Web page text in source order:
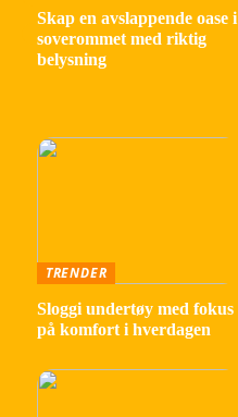
Skap en avslappende oase i
soverommet med riktig
belysning
TRENDER
Sloggi undertøy med fokus
på komfort i hverdagen